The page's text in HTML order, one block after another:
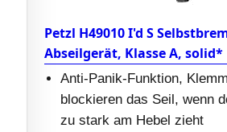
Petzl H49010 I'd S
Abseilgerät, Klasse A, solid*
Anti-Panik-Funktion,
blockieren das Seil, wenn
zu stark am Hebel zieht